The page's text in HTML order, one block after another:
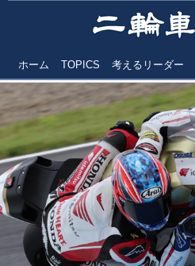
ホーム TOPICS 考えるリーダー